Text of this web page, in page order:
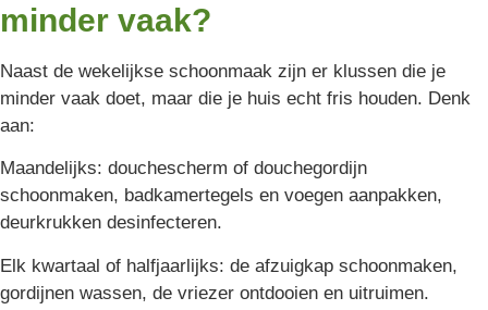
minder vaak?
Naast de wekelijkse schoonmaak zijn er klussen die je
minder vaak doet, maar die je huis echt fris houden. Denk
aan:
Maandelijks: douchescherm of douchegordijn
schoonmaken, badkamertegels en voegen aanpakken,
deurkrukken desinfecteren.
Elk kwartaal of halfjaarlijks: de afzuigkap schoonmaken,
gordijnen wassen, de vriezer ontdooien en uitruimen.